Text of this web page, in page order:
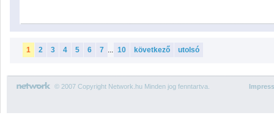
1 2 3 4 5 6 7 ... 10 következő utolsó
© 2007 Copyright Network.hu Minden jog fenntartva.